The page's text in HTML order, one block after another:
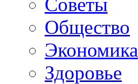
Общество
Экономика
Здоровье